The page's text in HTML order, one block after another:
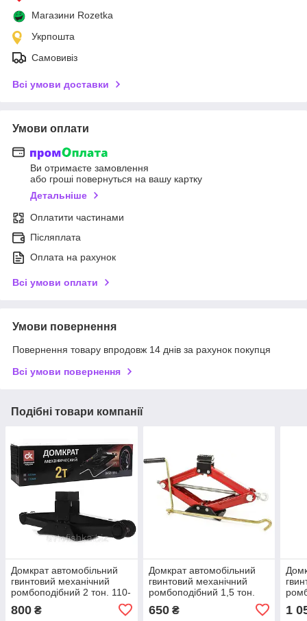
Магазини Rozetka
Укрпошта
Самовивіз
Всі умови доставки
Умови оплати
Ви отримаєте замовлення
або гроші повернуться на вашу картку
Детальніше
Оплатити частинами
Післяплата
Оплата на рахунок
Всі умови оплати
Умови повернення
Повернення товару впродовж 14 днів за рахунок покупця
Всі умови повернення
Подібні товари компанії
Домкрат автомобільний
гвинтовий механічний
ромбоподібний 2 тон. 110-
800 ₴
Домкрат автомобільний
гвинтовий механічний
ромбоподібний 1,5 тон.
SJ222
650₴ 1